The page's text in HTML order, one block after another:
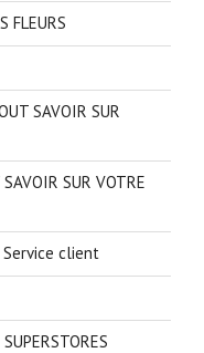
FLEURS
SAVOIR SUR
SUR VOTRE
Service client